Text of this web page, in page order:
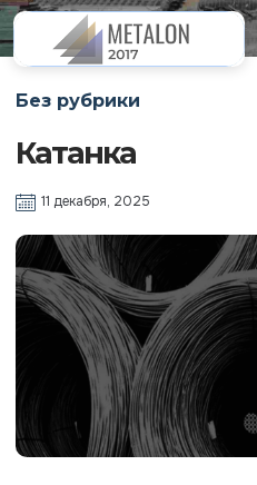
Без рубрики
Катанка
11 декабря, 2025